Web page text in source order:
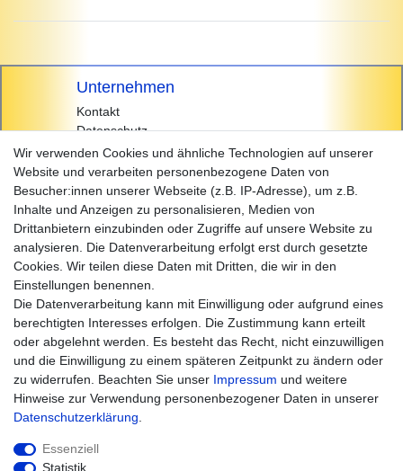
Unternehmen
Kontakt
Datenschutz
AGB
Impressum
Einkaufen
Zahlungsarten
Versandarten & -kosten
Widerrufsrecht
Warenkorb
Zur Kasse
Hilfe
Wir verwenden Cookies und ähnliche Technologien auf unserer
Website und verarbeiten personenbezogene Daten von
Besucher:innen unserer Webseite (z.B. IP-Adresse), um z.B.
Inhalte und Anzeigen zu personalisieren, Medien von
Drittanbietern einzubinden oder Zugriffe auf unsere Website zu
analysieren. Die Datenverarbeitung erfolgt erst durch gesetzte
Cookies. Wir teilen diese Daten mit Dritten, die wir in den
Einstellungen benennen.
Die Datenverarbeitung kann mit Einwilligung oder aufgrund eines
berechtigten Interesses erfolgen. Die Zustimmung kann erteilt
oder abgelehnt werden. Es besteht das Recht, nicht einzuwilligen
und die Einwilligung zu einem späteren Zeitpunkt zu ändern oder
zu widerrufen. Beachten Sie unser Impressum und weitere
Hinweise zur Verwendung personenbezogener Daten in unserer
Daten­schutz­erklärung
Essenziell
Statistik